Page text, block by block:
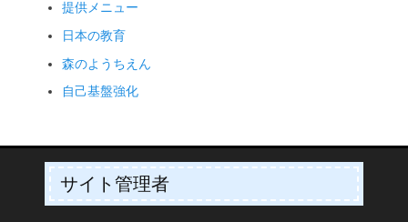
提供メニュー
日本の教育
森のようちえん
自己基盤強化
サイト管理者